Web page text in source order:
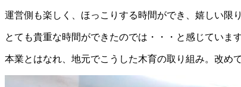
運営側も楽しく、ほっこりする時間ができ、嬉しい限
とても貴重な時間ができたのでは・・・と感じています
本業とはなれ、地元でこうした木育の取り組み。改め